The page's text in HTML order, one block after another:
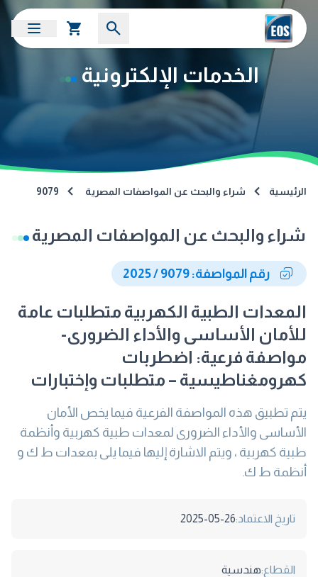
الخدمات الإلكترونية
الرئيسية شراء والبحث عن المواصفات المصرية 9079
شراء والبحث عن المواصفات المصرية
رقم المواصفة: 9079 / 2025
المعدات الطبية الكهربية متطلبات عامة
للأمان الأساسى والأداء الضرورى-
مواصفة فرعية: اضطربات
كهرومغناطيسية – متطلبات وإختبارات
يتم تطبيق هذه المواصفة الفرعية فيما يخص الأمان
الأساسى والأداء الضرورى لمعدات طبية كهربية وأنظمة
طبية كهربية ، ويتم الاشارة إليها فيما يلى بمعدات ط ك و
أنظمة ط ك.
تاريخ الاعتماد:2025-05-26
القطاع:هندسية